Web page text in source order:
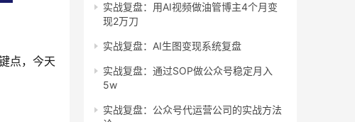
点，今天
实战复盘：用AI视频做油管博主4个月变
现2万刀
实战复盘：AI生图变现系统复盘
实战复盘：通过SOP做公众号稳定月入
5w
实战复盘：公众号代运营公司的实战方法